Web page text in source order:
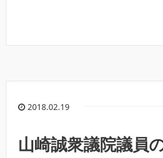
2018.02.19
山崎誠衆議院議員